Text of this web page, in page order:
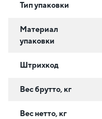
Тип упаковки
Материал
упаковки
Штрихкод
Вес брутто, кг
Вес нетто, кг